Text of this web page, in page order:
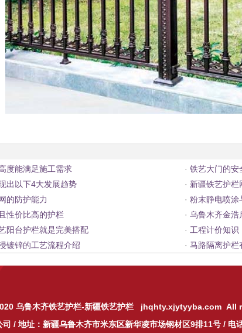
度能满足施工需求 · 铁艺大门的安
出以下4大发展趋势 · 新疆铁艺护栏
的防护能力 · 粉末静电喷涂
性价比高的护栏 · 乌鲁木齐金浩
阳台护栏就是完美搭配 · 工程计价知识
镀锌的工艺流程介绍 · 马路隔离护栏
乌鲁木齐铁艺护栏-新疆铁艺护栏 jhqhty.xjytyyba.com All
/ 地址：新疆乌鲁木齐市米东区新华凌市场钢材区9排11号 / 电